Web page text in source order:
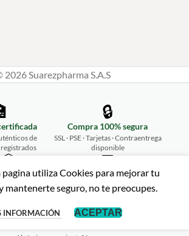
2026 Suarezpharma S.A.S
utiliza Cookies para mejorar tu
mantenerte seguro, no te preocupes.
INFORMACIÓN ACEPTAR
de
🔒
Compra 100% segura
SSL · PSE · Tarjetas · Contraentrega
disponible
📦
Colombia
hasta tu puerta,
💬
Atención personalizada
WhatsApp 315 461 2675
↩️